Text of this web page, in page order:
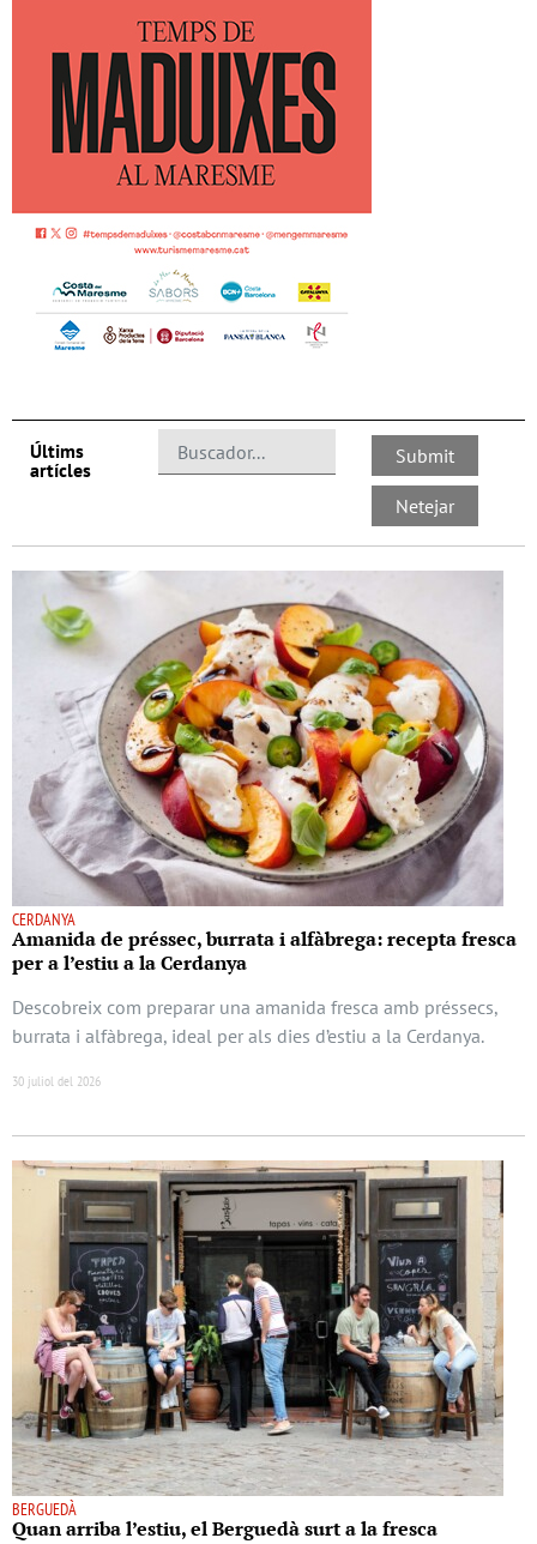
Últims
artícles
CERDANYA
Amanida de préssec, burrata i alfàbrega: recepta fresca
per a l’estiu a la Cerdanya
Descobreix com preparar una amanida fresca amb préssecs,
burrata i alfàbrega, ideal per als dies d’estiu a la Cerdanya.
30 juliol del 2026
BERGUEDÀ
Quan arriba l’estiu, el Berguedà surt a la fresca